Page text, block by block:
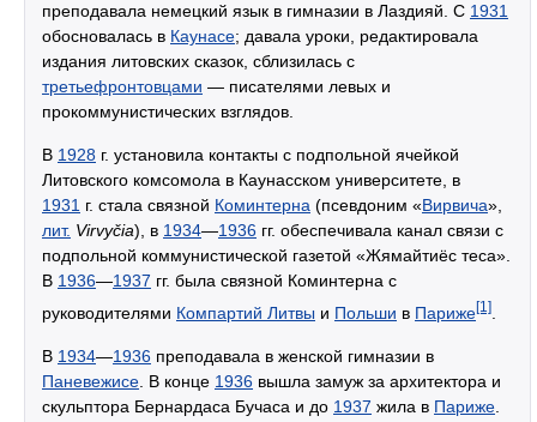
преподавала немецкий язык в гимназии в Лаздияй. С 1931
обосновалась в Каунасе; давала уроки, редактировала
издания литовских сказок, сблизилась с
третьефронтовцами — писателями левых и
прокоммунистических взглядов.
В 1928 г. установила контакты с подпольной ячейкой
Литовского комсомола в Каунасском университете, в
1931 г. стала связной Коминтерна (псевдоним «Вирвича»,
лит. Virvyčia), в 1934—1936 гг. обеспечивала канал связи с
подпольной коммунистической газетой «Жямайтиёс теса».
В 1936—1937 гг. была связной Коминтерна с
руководителями Компартий Литвы и Польши в Париже[1]
В 1934—1936 преподавала в женской гимназии в
Паневежисе . В конце 1936 вышла замуж за архитектора и
скульптора Бернардаса Бучаса и до 1937 жила в Париже